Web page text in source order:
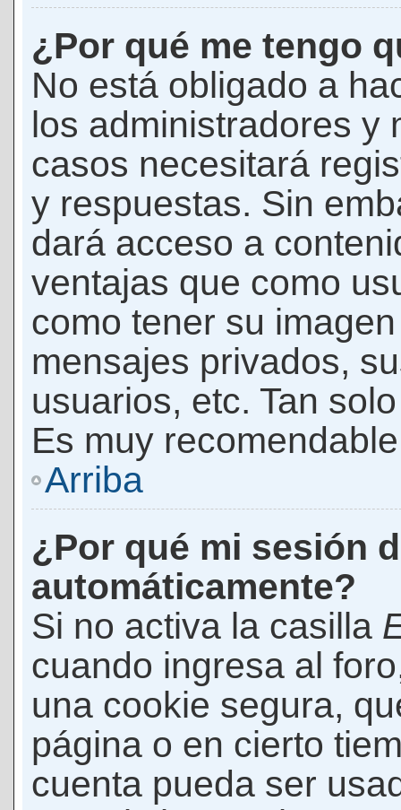
¿Por qué me tengo
No está obligado a
los administradores y
casos necesitará
y respuestas. Sin
dará acceso a
ventajas que como
como tener su
mensajes privados,
usuarios, etc. Tan
Es muy
Arriba
¿Por qué mi sesión
automáticamente?
Si no activa la casilla
cuando ingresa al
una cookie segura,
página o en cierto
cuenta pueda ser